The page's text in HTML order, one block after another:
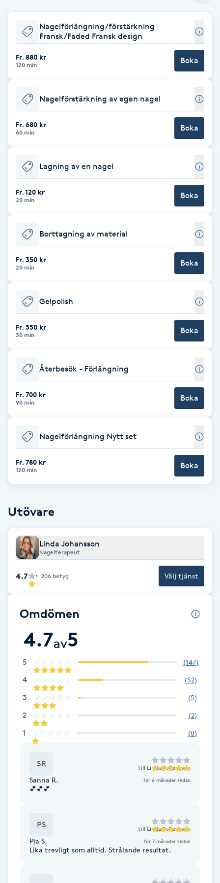
Balayage
Barber
Barnklippning
Bottenfärg
Brynformning
Brynfärgning
Color correction
Cryoterapi
Damklippning
Dermapen
Diamantslipning
Enzympeeling
Extensions borttagning
Eyeliner-tatuering
Face framing
Faceliftmassage
Fettreducering
Nagelförlängning/förstärkning
Fransk/Faded Fransk design
Fr. 880 kr
120 min Boka
Nagelförstärkning av egen nagel
Fr. 680 kr
60 min Boka
Lagning av en nagel
Fr. 120 kr
20 min Boka
Borttagning av material
Fr. 350 kr
20 min Boka
Gelpolish
Fr. 550 kr
30 min Boka
Återbesök - Förlängning
Fr. 700 kr
90 min Boka
Nagelförlängning Nytt set
Fr. 780 kr
120 min Boka
Utövare
Linda Johansson
Nagelterapeut
4.7 206 betyg Välj tjänst
Omdömen
4.7av5
5 (147)
4 (52)
3 (5)
2 (2)
1 (0)
SR till Linda Johansson
Sanna R. för 6 månader sedan
💕💕💕
PS till Linda Johansson
Pia S. för 7 månader sedan
Lika trevligt som alltid. Strålande resultat.